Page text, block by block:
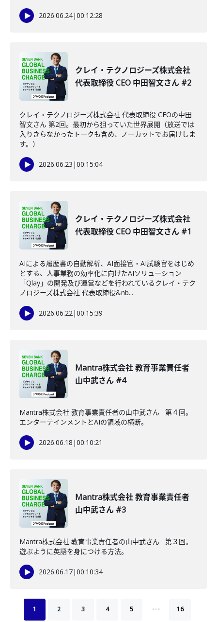
2026.06.24|00:12:28
クレイ・テクノロジーズ株式会社
代表取締役 CEO 中田智文さん #2
クレイ・テクノロジーズ株式会社 代表取締役 CEOの中田
智文さん 第2回。最初から狙っていた世界展開（放送では
入りきらなかったトークも含め、ノーカットでお届けしま
す。）
2026.06.23 |00:15:04
クレイ・テクノロジーズ株式会社
代表取締役 CEO 中田智文さん #1
AIによる履歴書の自動解析、AI面接官・AI試験官をはじめ
とする、人事業務の効率化に向けたAIソリューション
「Qlay」の開発及び運営などを行われているクレイ・テク
ノロジーズ株式会社 代表取締役&nb...
2026.06.22|00:15:39
Mantra株式会社 教育事業責任者
山中武さん #4
Mantra株式会社 教育事業責任者の山中武さん 第４回。
エンターテインメントとAIの領域の横断。
2026.06.18 |00:10:21
Mantra株式会社 教育事業責任者
山中武さん #3
Mantra株式会社 教育事業責任者の山中武さん 第３回。
遊ぶように英語を身につける方法。
2026.06.17|00:10:34
1 2 3 4 5 … 16